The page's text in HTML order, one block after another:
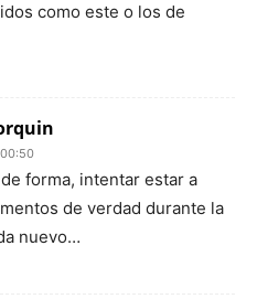
como este o los de
forma, intentar estar a
de verdad durante la
nuevo…